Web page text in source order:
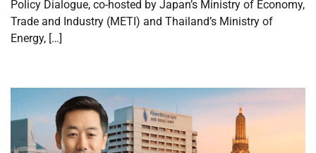
Policy Dialogue, co-hosted by Japan’s Ministry of Economy,
Trade and Industry (METI) and Thailand’s Ministry of
Energy, […]